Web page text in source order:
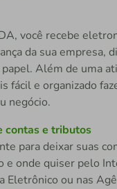
você recebe
da sua empresa,
Além de uma
fácil e organizado
negócio.
contas e tributos
para deixar suas
e onde quiser pelo
Eletrônico ou nas